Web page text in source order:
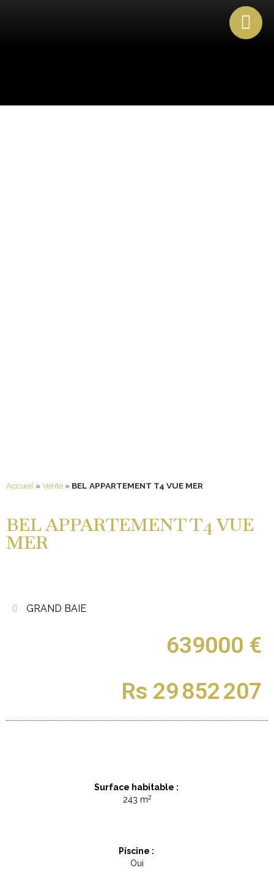
Accueil »Vente » BEL APPARTEMENT T4 VUE MER
BEL APPARTEMENT T4 VUE
MER
GRAND BAIE
639000 €
Rs 29 852 207
Surface habitable :
243 m2
Piscine :
Oui